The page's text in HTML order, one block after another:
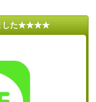
した★★★★